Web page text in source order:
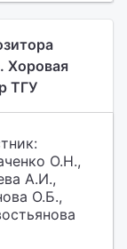
Хоровая
ТГУ
О.Н.,
А.И.,
О.Б.,